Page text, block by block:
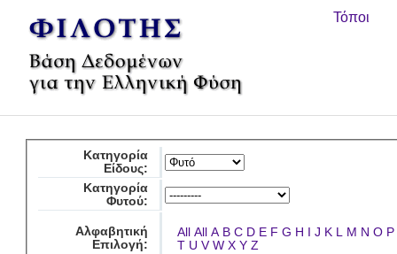
Τόποι
Κατηγορία
Είδους:
Κατηγορία
Φυτού:
Αλφαβητική
Επιλογή:
All All A B C D E F G H I J K L M N O P
T U V W X Y Z